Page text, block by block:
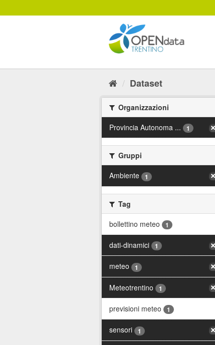
al
Dataset
Organizzazioni
Provincia Autonoma ...
1
Gruppi
Ambiente
1
Tag
bollettino meteo
1
dati-dinamici 1
meteo 1
Meteotrentino 1
previsioni meteo 1
sensori 1